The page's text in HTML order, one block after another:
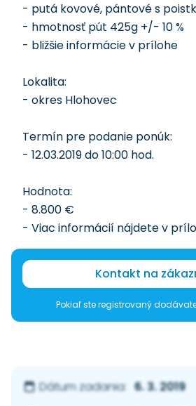
- putá kovové, pántové s
- hmotnosť pút 425g +/- 10 %
- bližšie informácie v prílohe
Lokalita:
- okres Hlohovec
Termín pre podanie ponúk:
- 12.03.2019 do 10:00 hod.
Hodnota:
- 8.800 €
- Viac informácií nájdete v
Kontakt na
Pokiaľ ste registrovaný
Dátum zadania: 6. 3. 2019